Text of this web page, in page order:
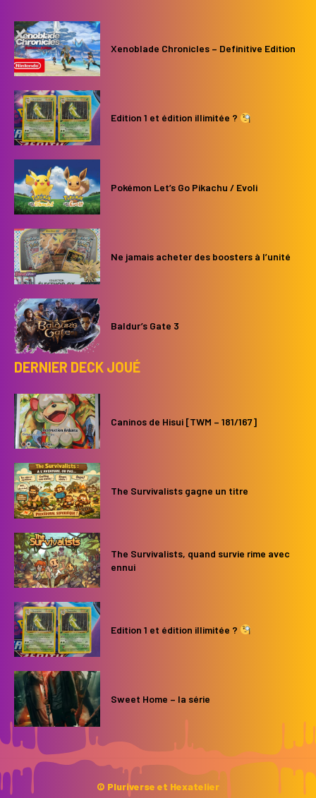
Xenoblade Chronicles – Definitive Edition
Edition 1 et édition illimitée ?
Pokémon Let’s Go Pikachu / Evoli
Ne jamais acheter des boosters à l’unité
Baldur’s Gate 3
DERNIER DECK JOUÉ
Caninos de Hisui [TWM – 181/167]
The Survivalists gagne un titre
The Survivalists, quand survie rime avec
ennui
Edition 1 et édition illimitée ?
Sweet Home – la série
© Pluriverse et Hexatelier